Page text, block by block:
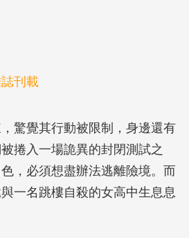
刊載
驚覺其行動被限制，身邊還有
捲入一場詭異的封閉測試之
，必須想盡辦法逃離險境。而
一名跳樓自殺的女高中生息息